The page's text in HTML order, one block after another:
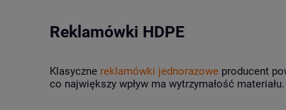
Reklamówki HDPE
Klasyczne reklamówki jednorazowe producent
co największy wpływ ma wytrzymałość